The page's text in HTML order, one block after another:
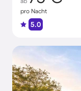
pro Nacht
5.0